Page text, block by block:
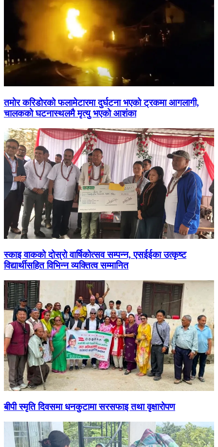
तमोर करिडोरको फलामेटारमा दुर्घटना भएको ट्रकमा आगलागी,
चालकको घटनास्थलमै मृत्यु भएको आशंका
स्काइ वाकको दोस्रो वार्षिकोत्सव सम्पन्न, एसईईका उत्कृष्ट
विद्यार्थीसहित विभिन्न व्यक्तित्व सम्मानित
बीपी स्मृति दिवसमा धनकुटामा सरसफाइ तथा वृक्षारोपण